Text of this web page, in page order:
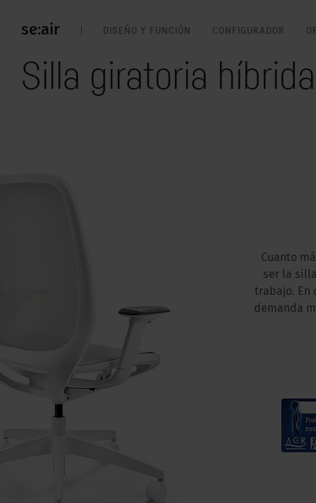
se:air DISEÑO Y FUNCIÓN CONFIGURADOR
Silla giratoria
Cuanto
ser la
trabajo. En
demanda